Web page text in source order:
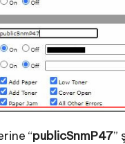
“publicSnmP47”